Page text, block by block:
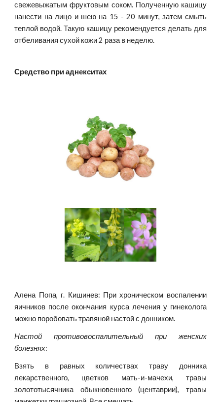
свежевыжатым фруктовым соком. Полученную кашицу
нанести на лицо и шею на 15 - 20 минут, затем смыть
теплой водой. Такую кашицу рекомендуется делать для
отбеливания сухой кожи 2 раза в неделю.
Средство при аднекситах
Алена Попа, г. Кишинев: При хроническом воспалении
яичников после окончания курса лечения у гинеколога
можно поробовать травяной настой с донником.
Настой противовоспалительный при женских
болезнях:
Взять в равных количествах траву донника
лекарственного, цветков мать-и-мачехи, травы
золототысячника обыкновенного (центаврии), травы